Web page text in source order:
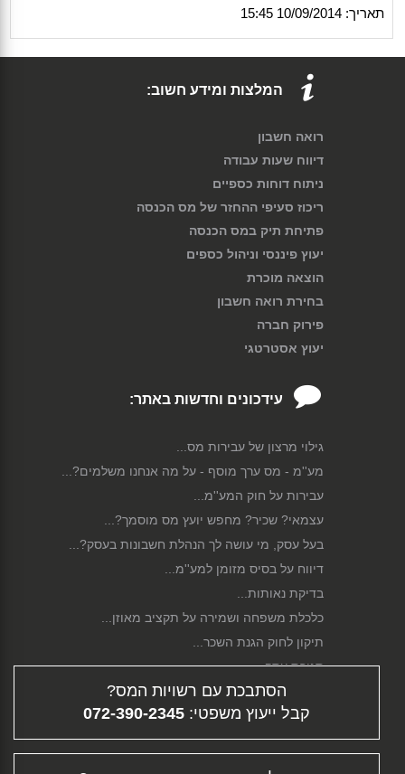
תאריך: 10/09/2014 15:45
המלצות ומידע חשוב:
רואה חשבון
דיווח שעות עבודה
ניתוח דוחות כספיים
ריכוז סעיפי ההחזר של מס הכנסה
פתיחת תיק במס הכנסה
יעוץ פיננסי וניהול כספים
הוצאה מוכרת
בחירת רואה חשבון
פירוק חברה
יעוץ אסטרטגי
עידכונים וחדשות באתר:
גילוי מרצון של עבירות מס...
מע''מ - מס ערך מוסף - על מה אנחנו משלמים?...
עבירות על חוק המע''מ...
עצמאי? שכיר? מחפש יועץ מס מוסמך?...
בעל עסק, מי עושה לך הנהלת חשבונות בעסק?...
דיווח על בסיס מזומן למע''מ...
בדיקת נאותות...
כלכלת משפחה ושמירה על תקציב מאוזן...
תיקון לחוק הגנת השכר...
סגירת עסק...
פירוק חברה...
גיוס הון...
דיווח מקוון...
הסתבכת עם רשויות המס?
קבל ייעוץ משפטי:072-390-2345